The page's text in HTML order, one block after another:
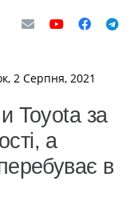
2 Серпня, 2021
Toyota за
а
в